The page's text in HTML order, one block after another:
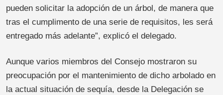
pueden solicitar la adopción de un árbol, de manera que
tras el cumplimento de una serie de requisitos, les será
entregado más adelante”, explicó el delegado.
Aunque varios miembros del Consejo mostraron su
preocupación por el mantenimiento de dicho arbolado en
la actual situación de sequía, desde la Delegación se